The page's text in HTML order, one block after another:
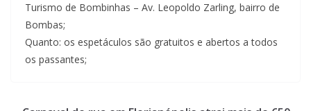
Turismo de Bombinhas – Av. Leopoldo Zarling, bairro de
Bombas;
Quanto: os espetáculos são gratuitos e abertos a todos
os passantes;